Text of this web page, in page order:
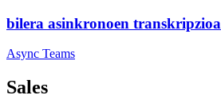
bilera asinkronoen transkripzioa
Async Teams
Sales